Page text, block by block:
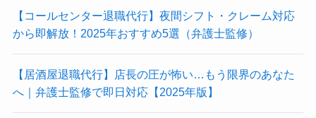
【コールセンター退職代行】夜間シフト・クレーム対応
から即解放！2025年おすすめ5選（弁護士監修）
【居酒屋退職代行】店長の圧が怖い…もう限界のあなた
へ｜弁護士監修で即日対応【2025年版】